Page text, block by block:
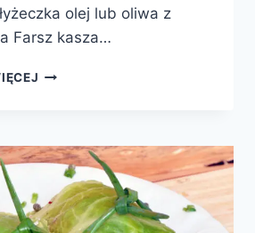
olej lub oliwa z
Farsz kasza…
PIEROGI
SEREM